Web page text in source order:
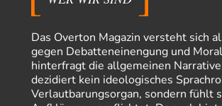
Stefan M
Masseninvasion von Ceuta: Ein organisierter
Ja ja, das ist der Fluch der schönen neuen
Zehntausende dackeln…
Adel verpflichtetvor 16 Stunden zu:
»Der freie Wille ist ein Mythos«
Das Overton Magazin versteht sich
gegen Debatteneinengung und
hinterfragt die allgemeinen
dezidiert kein ideologisches
Verlautbarungsorgan, sondern fühlt